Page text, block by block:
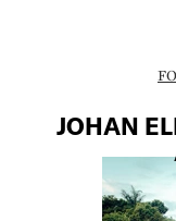
JOHAN